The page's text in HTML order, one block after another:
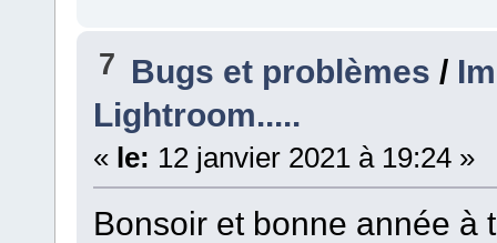
7 Bugs et problèmes /
Lightroom.....
« le: 12 janvier 2021 à 19:24 »
Bonsoir et bonne année à